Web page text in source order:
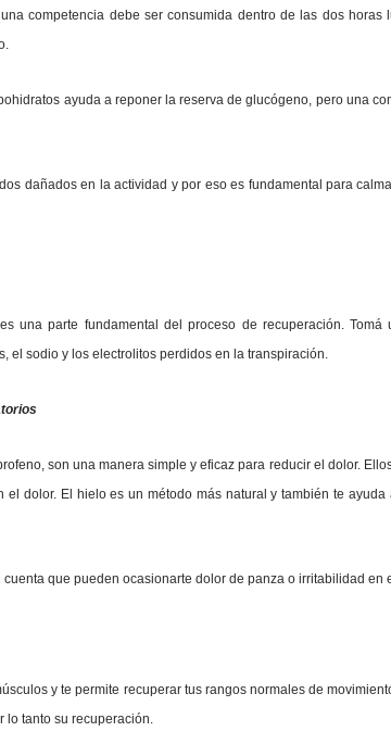
competencia debe ser consumida dentro de las dos horas
ayuda a reponer la reserva de glucógeno, pero una
dañados en la actividad y por eso es fundamental para
una parte fundamental del proceso de recuperación.
el sodio y los electrolitos perdidos en la transpiración.
son una manera simple y eficaz para reducir el dolor.
el dolor. El hielo es un método más natural y también te
que pueden ocasionarte dolor de panza o irritabilidad en
y te permite recuperar tus rangos normales de
lo tanto su recuperación.